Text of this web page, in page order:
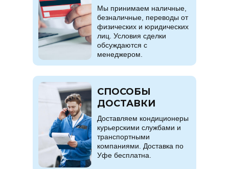
Мы принимаем наличные,
безналичные, переводы от
физических и юридических
лиц. Условия сделки
обсуждаются с
менеджером.
Доставляем кондиционеры
курьерскими службами и
транспортными
компаниями. Доставка по
Уфе бесплатна.
СПОСОБЫ
ДОСТАВКИ